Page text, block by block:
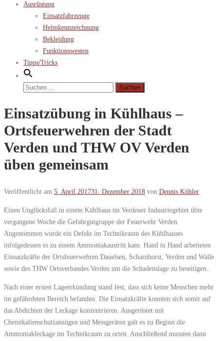
Ausrüstung
Einsatzfahrzeuge
Helmkennzeichnung
Bekleidung
Funktionswesten
Tipps/Tricks
Suchen
Einsatzübung in Kühlhaus –
Ortsfeuerwehren der Stadt
Verden und THW OV Verden
üben gemeinsam
Veröffentlicht am 5. April 201731. Dezember 2018 von Dennis Köhler
Einen Unglücksfall in einem Kühlhaus im Verdener Industriegebiet übte
vergangene Woche die Gefahrgutgruppe der Feuerwehr Verden.
Angenommen wurde ein Defekt im Technikraum des Kühlhauses
infolgedessen es zu einem Ammoniakaustritt kam. Hand in Hand arbeiteten
Einsatzkräfte der Ortsfeuerwehren Dauelsen, Scharnhorst, Verden und Walle
sowie des THW Ortsverbandes Verden um die Schadenslage zu beseitigen.
Nach einer ersten Lageerkundung stand fest, dass sich keine Menschen mehr
im gefährdeten Bereich befanden. Die Einsatzkräfte konnten sich somit auf
das Abdichten der Leckage konzentrieren. Ausgerüstet mit
Chemikalienschutzanzügen und Messgeräten galt es zu Beginn die
Ammoniakleckage im Technikraum zu orten. Anschließend mussten dann